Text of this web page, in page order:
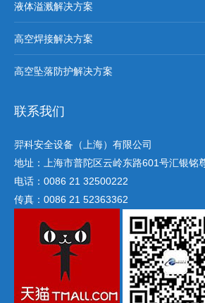
液体溢溅解决方案
高空焊接解决方案
高空坠落防护解决方案
联系我们
羿科安全设备（上海）有限公司
地址：上海市普陀区云岭东路601号汇银铭
电话：0086 21 32500222
传真：0086 21 52363362